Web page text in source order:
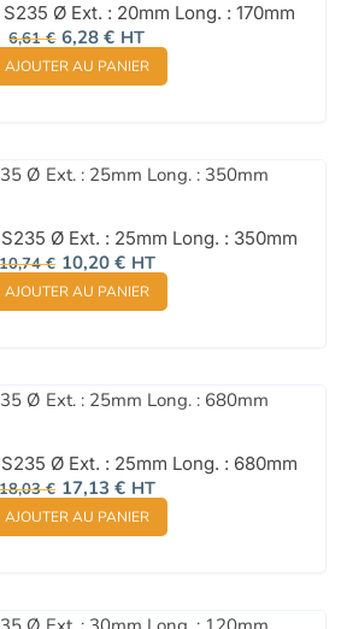
Ø Ext. : 20mm Long. : 170mm
6,61€ Le
prix
initial
était :
6,28€Le
prix
actuel
est :
HT
AJOUTER AU PANIER
Ø Ext. : 25mm Long. : 350mm
10,74€ Le
prix
initial
était :
10,20 €Le
prix
actuel
est :
HT
AJOUTER AU PANIER
Ø Ext. : 25mm Long. : 680mm
18,03€ Le
prix
initial
était :
17,13 €Le
prix
actuel
est :
HT
AJOUTER AU PANIER